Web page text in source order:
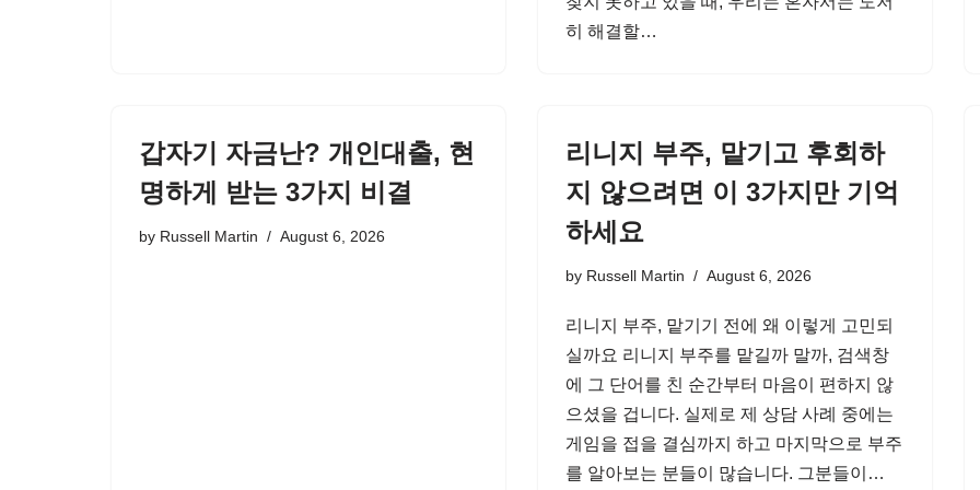
히 해결할…
갑자기 자금난? 개인대출, 현
명하게 받는 3가지 비결
by Russell Martin August 6, 2026
리니지 부주, 맡기고 후회하
지 않으려면 이 3가지만 기억
하세요
by Russell Martin August 6, 2026
리니지 부주, 맡기기 전에 왜 이렇게 고민되
실까요 리니지 부주를 맡길까 말까, 검색창
에 그 단어를 친 순간부터 마음이 편하지 않
으셨을 겁니다. 실제로 제 상담 사례 중에는
게임을 접을 결심까지 하고 마지막으로 부주
를 알아보는 분들이 많습니다. 그분들이…